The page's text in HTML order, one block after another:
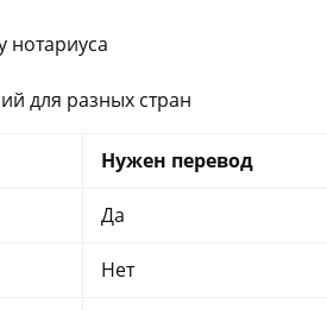
нотариуса
для разных стран
Нужен перевод
Да
Нет